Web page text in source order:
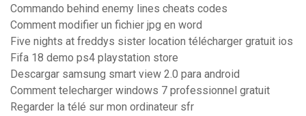
Commando behind enemy lines cheats codes
Comment modifier un fichier jpg en word
Five nights at freddys sister location télécharger gratuit ios
Fifa 18 demo ps4 playstation store
Descargar samsung smart view 2.0 para android
Comment telecharger windows 7 professionnel gratuit
Regarder la télé sur mon ordinateur sfr